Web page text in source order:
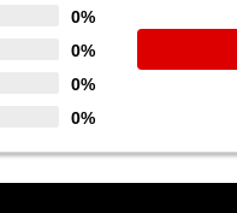
0%
0%
0%
0%